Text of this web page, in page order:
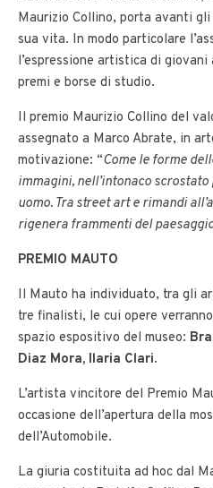
Maurizio Collino, porta avanti
sua vita. In modo particolare
l’espressione artistica di giovani
premi e borse di studio.
Il premio Maurizio Collino del
assegnato a Marco Abrate, in
motivazione: “Come le forme
immagini, nell’intonaco
uomo. Tra street art e rimandi
rigenera frammenti del
PREMIO MAUTO
Il Mauto ha individuato, tra gli
tre finalisti, le cui opere
spazio espositivo del museo:
Diaz Mora, Ilaria Clari.
L’artista vincitore del Premio
occasione dell’apertura della
dell’Automobile.
La giuria costituita ad hoc dal